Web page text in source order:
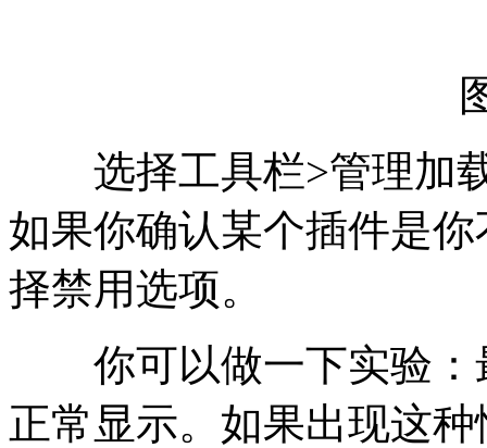
选择工具栏>管理加载
如果你确认某个插件是
择禁用选项。
你可以做一下实验：
正常显示。如果出现这